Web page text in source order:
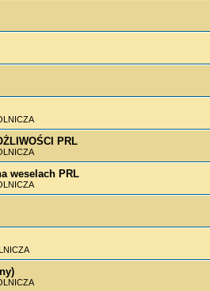
PRL
weselach PRL